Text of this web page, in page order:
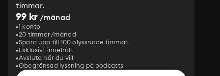
timmar.
99 kr /månad
1 konto
20 timmar/månad
Spara upp till 100 olyssnade timmar
Exklusivt innehåll
Avsluta när du vill
Obegränsad lyssning på podcasts